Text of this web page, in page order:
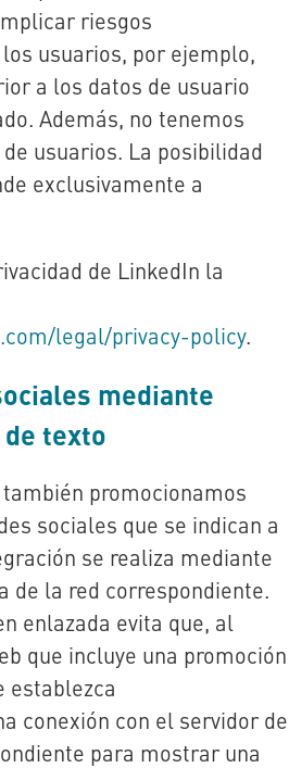
riesgos
usuarios, por ejemplo,
a los datos de usuario
Además, no tenemos
usuarios. La posibilidad
exclusivamente a
de LinkedIn la
legal/privacy-policy.
mediante
texto
promocionamos
sociales que se indican a
se realiza mediante
de la red correspondiente.
enlazada evita que, al
que incluye una promoción
establezca
conexión con el servidor de
para mostrar una